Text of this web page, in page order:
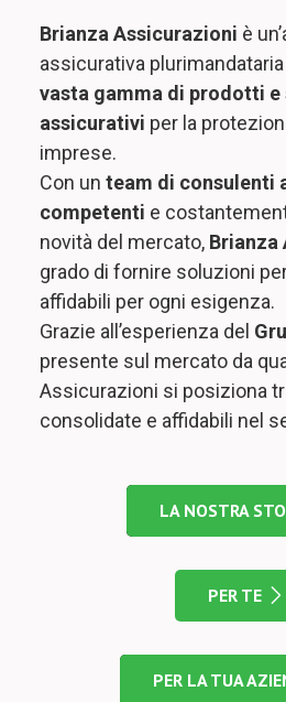
Brianza Assicurazioni è
assicurativa
vasta gamma di prodotti e
assicurativi per la
imprese.
Con un team di consulenti
competenti e
novità del mercato,Brianza
grado di fornire soluzioni
affidabili per ogni esigenza.
Grazie all’esperienza del
presente sul mercato da
Assicurazioni si posiziona
consolidate e affidabili nel
LA NOSTRA
PER TE
PER LA TUA